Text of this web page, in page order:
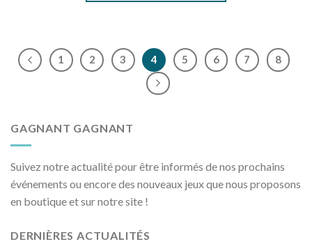
1 2 3 4 5 6 7 8
GAGNANT GAGNANT
Suivez notre actualité pour être informés de nos prochains
événements ou encore des nouveaux jeux que nous proposons
en boutique et sur notre site !
DERNIÈRES ACTUALITÉS